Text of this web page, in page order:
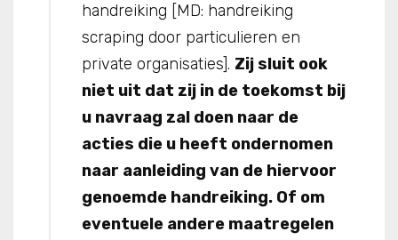
handreiking [MD: handreiking
scraping door particulieren en
private organisaties]. Zij sluit ook
niet uit dat zij in de toekomst bij
u navraag zal doen naar de
acties die u heeft ondernomen
naar aanleiding van de hiervoor
genoemde handreiking. Of om
eventuele andere maatregelen